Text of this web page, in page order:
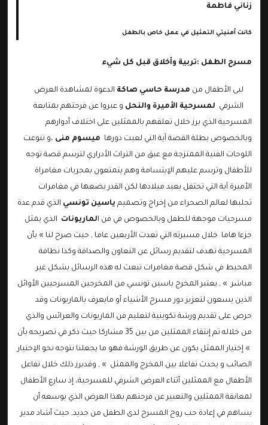
زناني فاطمة
كانت أمنيتي التمثيل في عمل خاص بالطفل
مسرح الطفل :تربية وأخلاق قبل كل شيء
لبى الأطفال من مدرسة حاسي صاكة الدعوة لمشاهدة العرض
الشرفي لمسرحية الأميرة والنحل و عبروا عن فرحتهم بمتابعة
المسرحية الذي برز خلال تعلقهم بالممثلين على اختلاف أدوارهم
وبالخصوص بطلة القصة آية التي لعبت دورها ميسوم منى ،و تنوعت
اللوحات الفنية الممتزجة مع عبق من التراث الأدراري لترسم قصة توجه
للأطفال وترسم عليهم الإبتسامة وهم يتمتعون بمجريات مغامراة
الأميرة آية التي تحتفل بعيد ميلادها لكن القدر يضعها في مغامرات
تجلبها لعالم الصحراء من إخراج وتصميم ياسين تونسي الذي قدم عدة
مسرحيات موجهة للطفل وبالخصوص في فن الماريونات الذي يمثل
جزءا هاما خلال مسيرته التي تعدت الأربعين عاما , حيث صرح لنا » بأن
المسرحية تهدف لتقديم رسائل عن التعاون والصداقة وكذا نظافة
المحيط في شكل قصة مغامرات تبعث له هذه الرسائل بشكل غير
مباشر » , يعتبر المخرج ياسين تونسي من المخرجين المسرحيين الأوائل
الذين يسعون لتعزيز دور مسرح الأشياء أو مايعرف بالماريونات وقد
حرص على تقديم ورشة تكوينية لتعليم فن الماريونات والعرائس والذي
من خلاله تم إنتقاء الممثلين من بين 35 مشاركا حيث ذكر في تصريحه بأن
» إختيار الممثل يكون عن طريق الورشة فهو ما يجعلنا نتوجه نحو الإختيار
الصائب و يحدث تفاعلا بين المخرج والممثل » , وقدبرز ذلك خلال تفاعل
الأطفال مع الممثلين أثناء العرض الشرفي للمسرحية، إذ سارع الأطفال
لمعانقة الممثلين والتعبير عن فرحتهم بهذا العرض الذي بوسعه أن
يساهم في إعادة حب روح المسرح لدى الطفل من جديد, حيث أشاد مدير